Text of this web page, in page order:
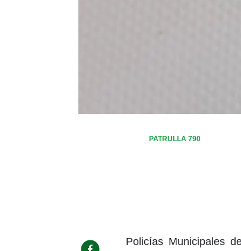
PATRULLA 790
Policías Municipales